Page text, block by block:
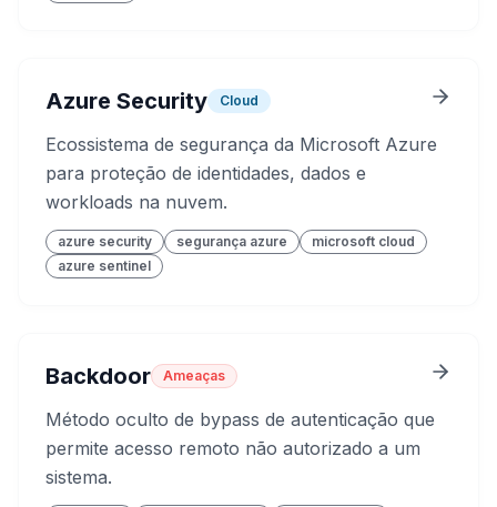
Azure Security Cloud
Ecossistema de segurança da Microsoft Azure
para proteção de identidades, dados e
workloads na nuvem.
azure security segurança azure
microsoft cloud
azure sentinel
Backdoor Ameaças
Método oculto de bypass de autenticação que
permite acesso remoto não autorizado a um
sistema.